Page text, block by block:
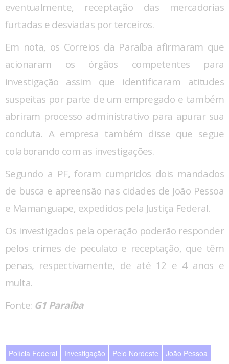
eventualmente, receptação das mercadorias
furtadas e desviadas por terceiros.
Em nota, os Correios da Paraíba afirmaram que
acionaram os órgãos competentes para
investigação assim que identificaram atitudes
suspeitas por parte de um empregado e também
abriram processo administrativo para apurar sua
conduta. A empresa também disse que segue
colaborando com as investigações.
Segundo a PF, foram cumpridos dois mandados
de busca e apreensão nas cidades de João Pessoa
e Mamanguape, expedidos pela Justiça Federal.
Os investigados pela operação poderão responder
pelos crimes de peculato e receptação, que têm
penas, respectivamente, de até 12 e 4 anos e
multa.
Fonte: G1 Paraíba
Polícia Federal Investigação Pelo Nordeste João Pessoa